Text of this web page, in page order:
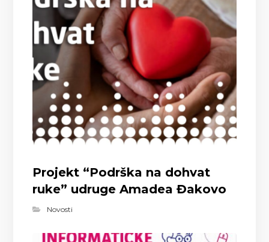
Projekt “Podrška na dohvat
ruke” udruge Amadea Đakovo
Novosti